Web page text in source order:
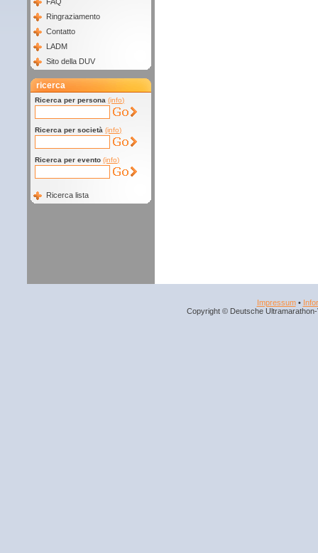
Ringraziamento
Contatto
LADM
Sito della DUV
ricerca
Ricerca per persona (info)
Ricerca per società (info)
Ricerca per evento (info)
Ricerca lista
Impressum•
Copyright © Deutsche